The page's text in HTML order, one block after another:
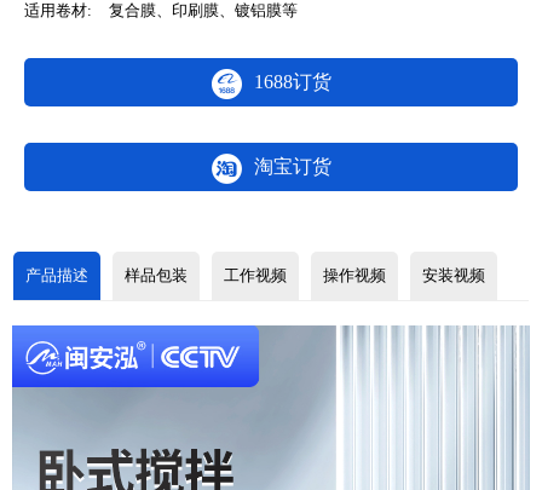
适用卷材:
复合膜、印刷膜、镀铝膜等
1688订货
淘宝订货
产品描述 样品包装 工作视频 操作视频 安装视频